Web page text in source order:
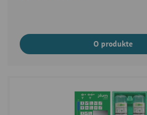
O produkte